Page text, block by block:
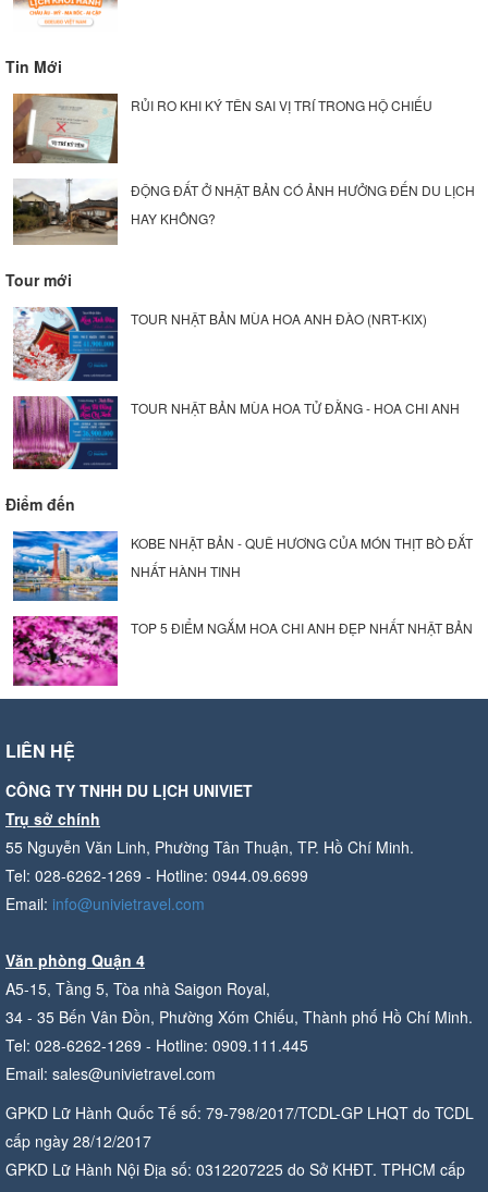
Tin Mới
RỦI RO KHI KÝ TÊN SAI VỊ TRÍ TRONG HỘ CHIẾU
ĐỘNG ĐẤT Ở NHẬT BẢN CÓ ẢNH HƯỞNG ĐẾN DU LỊCH
HAY KHÔNG?
Tour mới
TOUR NHẬT BẢN MÙA HOA ANH ĐÀO (NRT-KIX)
TOUR NHẬT BẢN MÙA HOA TỬ ĐẰNG - HOA CHI ANH
Điểm đến
KOBE NHẬT BẢN - QUÊ HƯƠNG CỦA MÓN THỊT BÒ ĐẮT
NHẤT HÀNH TINH
TOP 5 ĐIỂM NGẮM HOA CHI ANH ĐẸP NHẤT NHẬT BẢN
LIÊN HỆ
CÔNG TY TNHH DU LỊCH UNIVIET
Trụ sở chính
55 Nguyễn Văn Linh, Phường Tân Thuận, TP. Hồ Chí Minh.
Tel: 028-6262-1269 - Hotline: 0944.09.6699
Email: info@univietravel.com
Văn phòng Quận 4
A5-15, Tầng 5, Tòa nhà Saigon Royal,
34 - 35 Bến Vân Đồn, Phường Xóm Chiếu, Thành phố Hồ Chí Minh.
Tel: 028-6262-1269 - Hotline: 0909.111.445
Email: sales@univietravel.com
GPKD Lữ Hành Quốc Tế số: 79-798/2017/TCDL-GP LHQT do TCDL
cấp ngày 28/12/2017
GPKD Lữ Hành Nội Địa số: 0312207225 do Sở KHĐT. TPHCM cấp